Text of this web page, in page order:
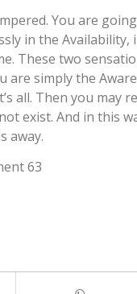
You are
in the
These two
are simply the
all. Then you may
exist. And in this
away.
63